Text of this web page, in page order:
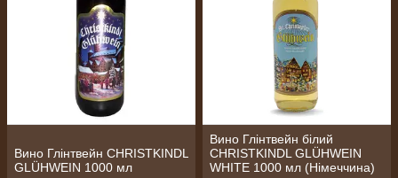
Вино Глінтвейн CHRISTKINDL
GLÜHWEIN 1000 мл
Вино Глінтвейн білий
CHRISTKINDL GLÜHWEIN
WHITE 1000 мл (Німеччина)